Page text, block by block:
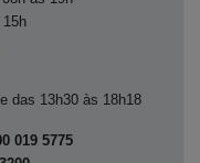
das 13h30 às 18h18
019 5775